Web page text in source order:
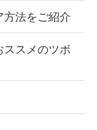
方法をご紹介
ススメのツボ